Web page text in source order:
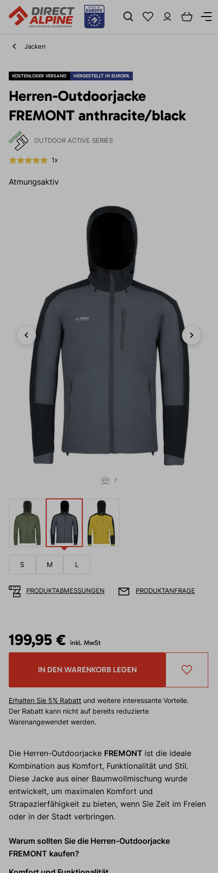
Jacken
KOSTENLOSER VERSAND HERGESTELLT IN EUROPA
Herren-Outdoorjacke
FREMONT anthracite/black
OUTDOOR ACTIVE SERIES
1x
Atmungsaktiv
Previous Next
7
S M L
PRODUKTABMESSUNGEN PRODUKTANFRAGE
199,95 € inkl. MwSt
IN DEN WARENKORB LEGEN
Erhalten Sie 5% Rabattund weitere interessante Vorteile.
Der Rabatt kann nicht auf bereits reduzierte
Warenangewendet werden.
Die Herren-Outdoorjacke FREMONT ist die ideale
Kombination aus Komfort, Funktionalität und Stil.
Diese Jacke aus einer Baumwollmischung wurde
entwickelt, um maximalen Komfort und
Strapazierfähigkeit zu bieten, wenn Sie Zeit im Freien
oder in der Stadt verbringen.
Warum sollten Sie die Herren-Outdoorjacke
FREMONT kaufen?